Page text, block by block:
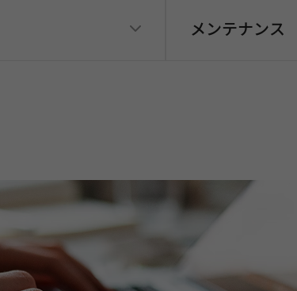
メンテナンス